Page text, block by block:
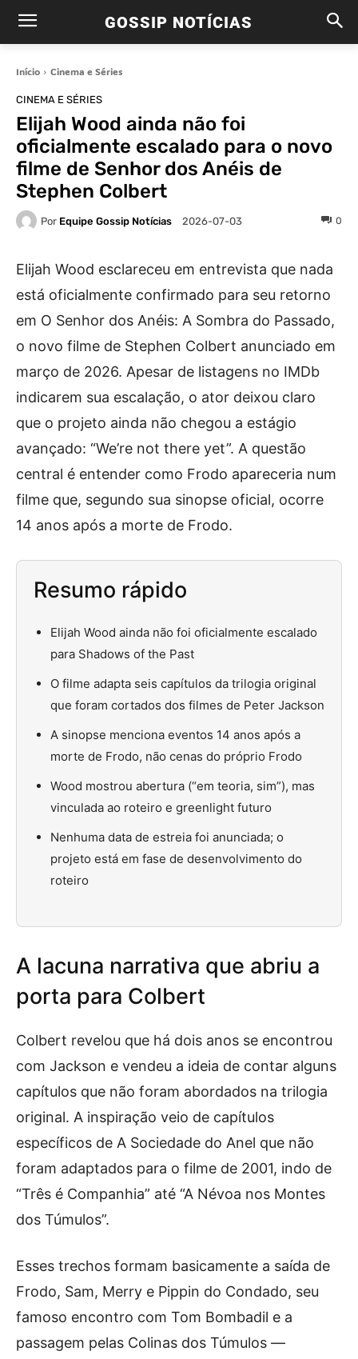
GOSSIP NOTÍCIAS
Início Cinema e Séries
CINEMA E SÉRIES
Elijah Wood ainda não foi
oficialmente escalado para o novo
filme de Senhor dos Anéis de
Stephen Colbert
Por Equipe Gossip Notícias 2026-07-03 0
Elijah Wood esclareceu em entrevista que nada
está oficialmente confirmado para seu retorno
em O Senhor dos Anéis: A Sombra do Passado,
o novo filme de Stephen Colbert anunciado em
março de 2026. Apesar de listagens no IMDb
indicarem sua escalação, o ator deixou claro
que o projeto ainda não chegou a estágio
avançado: “We’re not there yet”. A questão
central é entender como Frodo apareceria num
filme que, segundo sua sinopse oficial, ocorre
14 anos após a morte de Frodo.
Resumo rápido
Elijah Wood ainda não foi oficialmente escalado
para Shadows of the Past
O filme adapta seis capítulos da trilogia original
que foram cortados dos filmes de Peter Jackson
A sinopse menciona eventos 14 anos após a
morte de Frodo, não cenas do próprio Frodo
Wood mostrou abertura (“em teoria, sim”), mas
vinculada ao roteiro e greenlight futuro
Nenhuma data de estreia foi anunciada; o
projeto está em fase de desenvolvimento do
roteiro
A lacuna narrativa que abriu a
porta para Colbert
Colbert revelou que há dois anos se encontrou
com Jackson e vendeu a ideia de contar alguns
capítulos que não foram abordados na trilogia
original. A inspiração veio de capítulos
específicos de A Sociedade do Anel que não
foram adaptados para o filme de 2001, indo de
“Três é Companhia” até “A Névoa nos Montes
dos Túmulos”.
Esses trechos formam basicamente a saída de
Frodo, Sam, Merry e Pippin do Condado, seu
famoso encontro com Tom Bombadil e a
passagem pelas Colinas dos Túmulos —